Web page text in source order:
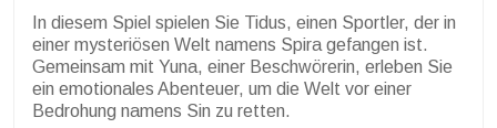
In diesem Spiel spielen Sie Tidus, einen Sportler, der in
einer mysteriösen Welt namens Spira gefangen ist.
Gemeinsam mit Yuna, einer Beschwörerin, erleben Sie
ein emotionales Abenteuer, um die Welt vor einer
Bedrohung namens Sin zu retten.